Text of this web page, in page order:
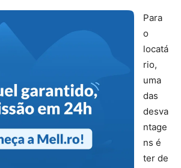
Para
o
locatá
rio,
uma
das
desva
ntage
ns é
ter de